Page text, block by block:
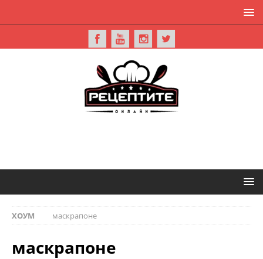
ХОУМ маскрапоне
маскрапоне